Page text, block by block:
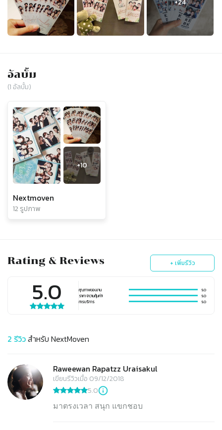
อัลบั้ม
(1 อัลบั้ม)
+10
Nextmoven
12 รูปภาพ
Rating & Reviews + เพิ่มรีวิว
5.0 คุณภาพของงาน
5.0
ราคา (ความคุ้มค่า)
5.0
การบริการ
5.0
2 รีวิวสำหรับ NextMoven
Raweewan Rapatzz Uraisakul
เขียนรีวิวเมื่อ 09/12/2018
5.0
มาตรงเวลา สนุก แขกชอบ